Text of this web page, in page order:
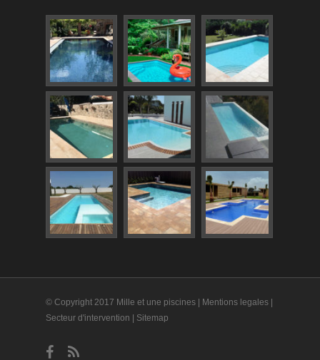
© Copyright 2017 Mille et une piscines | Mentions legales
Secteur d'intervention
Sitemap
facebook
RSS